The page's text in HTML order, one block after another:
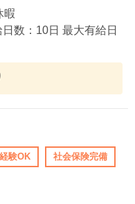
暇
数：10日 最大有給日
験OK 社会保険完備